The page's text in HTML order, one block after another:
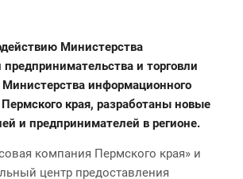
Министерства
и торговли
Министерства информационного
края, разработаны новые
и предпринимателей в регионе.
компания Пермского края» и
центр предоставления